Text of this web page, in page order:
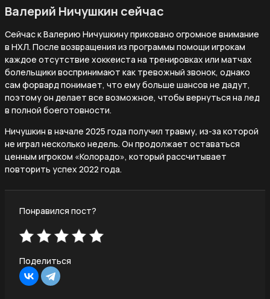
Валерий Ничушкин сейчас
Сейчас к Валерию Ничушкину приковано огромное внимание
в НХЛ. После возвращения из программы помощи игрокам
каждое отсутствие хоккеиста на тренировках или матчах
болельщики воспринимают как тревожный звонок, однако
сам форвард понимает, что ему больше шансов не дадут,
поэтому он делает все возможное, чтобы вернуться на лед
в полной боеготовности.
Ничушкин в начале 2025 года получил травму, из-за которой
не играл несколько недель. Он продолжает оставаться
ценным игроком «Колорадо», который рассчитывает
повторить успех 2022 года.
Понравился пост?
Поделиться